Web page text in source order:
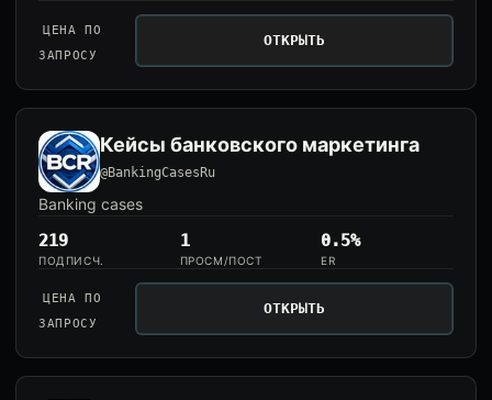
ЦЕНА ПО
ЗАПРОСУ
ОТКРЫТЬ
Кейсы банковского маркетинга
@BankingCasesRu
Banking cases
219
ПОДПИСЧ.
1
ПРОСМ/ПОСТ
0.5%
ER
ЦЕНА ПО
ЗАПРОСУ
ОТКРЫТЬ